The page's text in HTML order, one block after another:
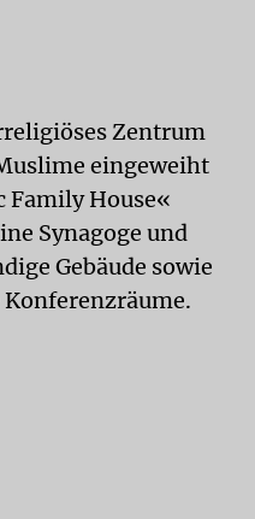
Zentrum
eingeweiht
Family House«
Synagoge und
Gebäude sowie